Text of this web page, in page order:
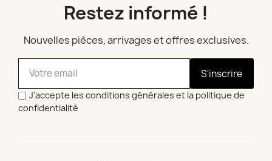
Restez informé !
Nouvelles pièces, arrivages et offres exclusives.
S'inscrire
J'accepte les conditions générales et la politique de
confidentialité